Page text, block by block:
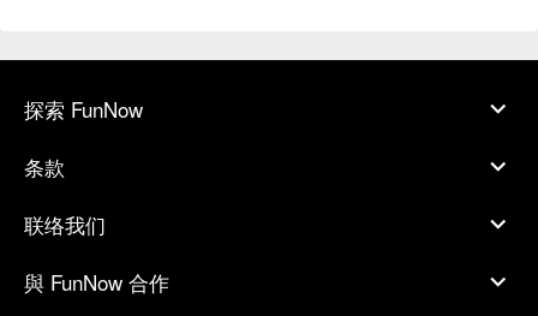
探索 FunNow
条款
联络我们
與 FunNow 合作